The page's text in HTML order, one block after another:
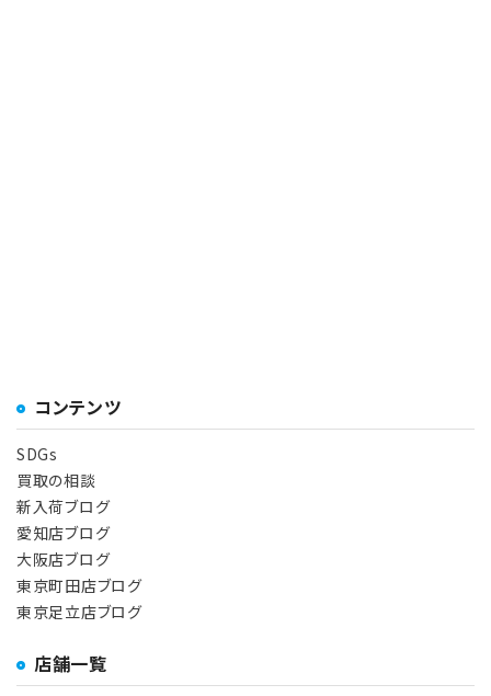
コンテンツ
SDGs
買取の相談
新入荷ブログ
愛知店ブログ
大阪店ブログ
東京町田店ブログ
東京足立店ブログ
店舗一覧